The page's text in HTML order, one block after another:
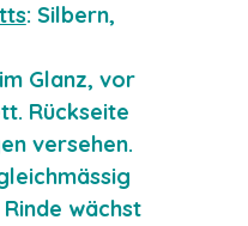
: Silbern,
Glanz, vor
Rückseite
versehen.
wächst